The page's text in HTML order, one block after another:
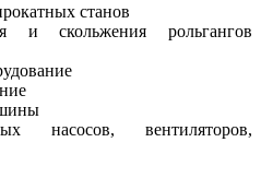
станов
и скольжения рольгангов
насосов, вентиляторов,